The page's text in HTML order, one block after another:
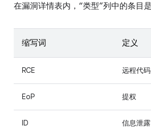
在漏洞详情表内，“类型”列中的条目
缩写词 定义
RCE 远程代
EoP 提权
ID 信息泄露